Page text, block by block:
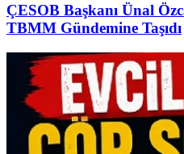
ÇESOB Başkanı Ünal
TBMM Gündemine Taşıdı